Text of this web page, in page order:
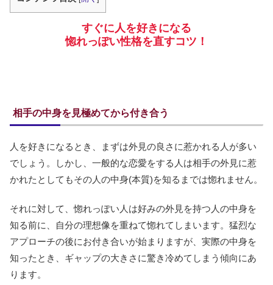
すぐに人を好きになる
惚れっぽい性格を直すコツ！
相手の中身を見極めてから付き合う
人を好きになるとき、まずは外見の良さに惹かれる人が多い
でしょう。しかし、一般的な恋愛をする人は相手の外見に惹
かれたとしてもその人の中身(本質)を知るまでは惚れません。
それに対して、惚れっぽい人は好みの外見を持つ人の中身を
知る前に、自分の理想像を重ねて惚れてしまいます。猛烈な
アプローチの後にお付き合いが始まりますが、実際の中身を
知ったとき、ギャップの大きさに驚き冷めてしまう傾向にあ
ります。